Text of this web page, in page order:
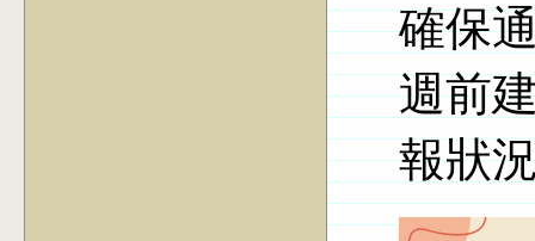
確保
週前
報狀